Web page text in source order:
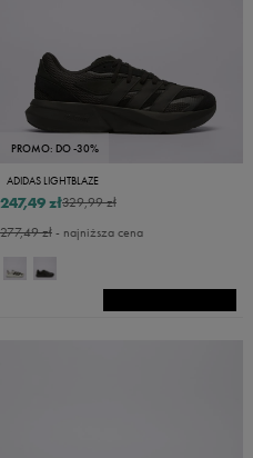
PROMO: DO -30%
ADIDAS LIGHTBLAZE
329,99 zł
247,49 zł
277,49 zł- najniższa cena